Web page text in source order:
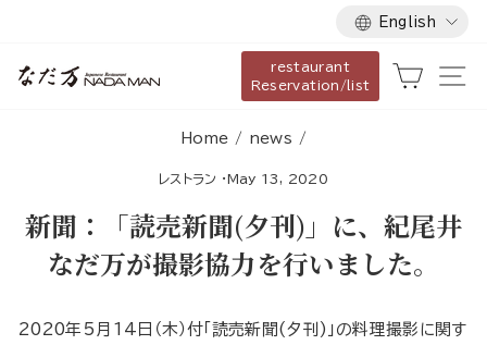
content
Language
English
restaurant
Reservation/list
Cart
Home / news /
レストラン ·May 13, 2020
新聞：「読売新聞(夕刊)」に、紀尾井
なだ万が撮影協力を行いました。
2020年5月14日（木）付「読売新聞(夕刊)」の料理撮影に関す